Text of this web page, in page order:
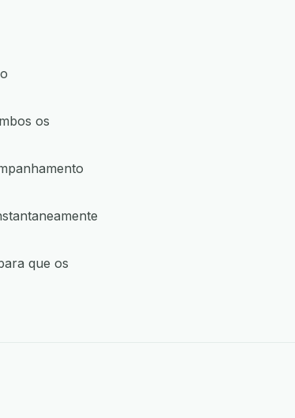
os
que os